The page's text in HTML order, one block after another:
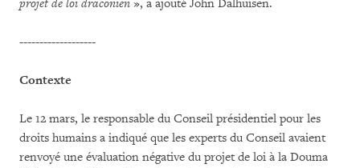
projet de loi draconien », a ajouté John Dalhuisen.
-------------------
Contexte
Le 12 mars, le responsable du Conseil présidentiel pour les
droits humains a indiqué que les experts du Conseil avaient
renvoyé une évaluation négative du projet de loi à la Douma